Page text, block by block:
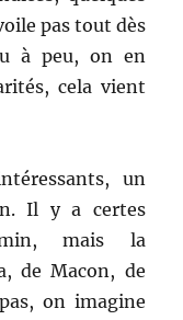
pas tout dès
à peu, on en
cela vient
un
Il y a certes
mais la
de Macon, de
on imagine